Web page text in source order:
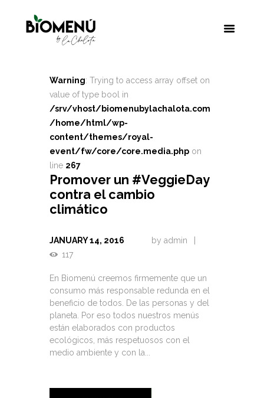
Warning: Trying to access array offset on
value of type bool in
/srv/vhost/biomenubylachalota.com
/home/html/wp-
content/themes/royal-
event/fw/core/core.media.php on
line 267
Promover un #VeggieDay
contra el cambio
climático
JANUARY 14, 2016 by admin
117
En Biomenú creemos firmemente que un
consumo más responsable redunda en el
beneficio de todos. De las personas y del
planeta. Por eso todos nuestros menús
están elaborados con productos
ecológicos, más respetuosos con el
medio ambiente y con la...